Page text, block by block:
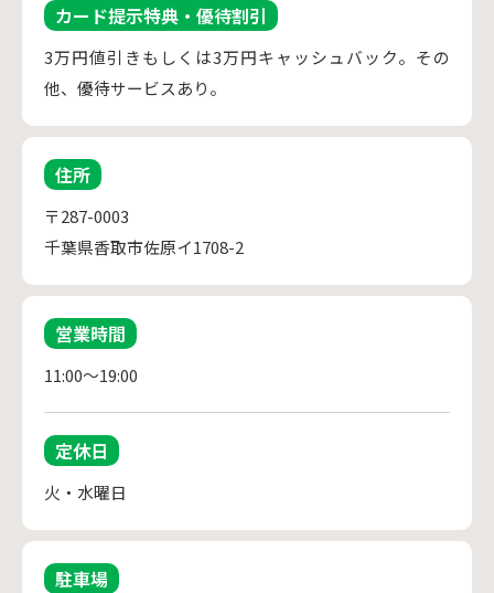
カード提示特典・優待割引
3万円値引きもしくは3万円キャッシュバック。その
他、優待サービスあり。
住所
〒287-0003
千葉県香取市佐原イ1708-2
営業時間
11:00～19:00
定休日
火・水曜日
駐車場